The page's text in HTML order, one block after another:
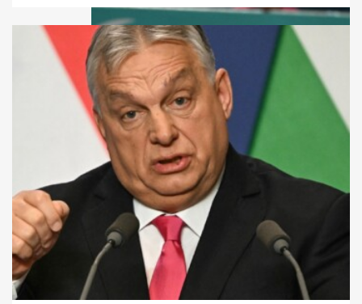
Paralimpia: Major Endre
bronzérmes asztaliteniszben